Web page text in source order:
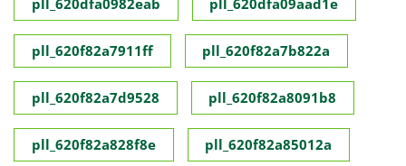
pll_620dfa0982eab pll_620dfa09aad1e
pll_620f82a7911ff pll_620f82a7b822a
pll_620f82a7d9528 pll_620f82a8091b8
pll_620f82a828f8e pll_620f82a85012a